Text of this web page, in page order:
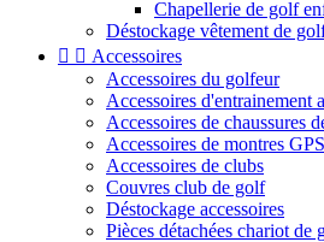
Chapellerie de golf
Déstockage vêtement de
  Accessoires
Accessoires du golfeur
Accessoires d'entrainement
Accessoires de chaussures
Accessoires de montres
Accessoires de clubs
Couvres club de golf
Déstockage accessoires
Pièces détachées chariot de